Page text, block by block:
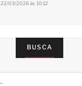
22/03/2026 às 10:12
BUSCA